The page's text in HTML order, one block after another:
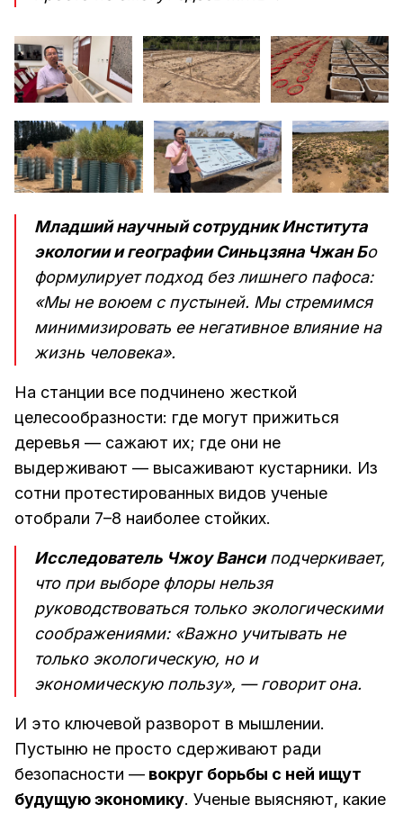
Младший научный сотрудник Института
экологии и географии Синьцзяна Чжан Бо
формулирует подход без лишнего пафоса:
«Мы не воюем с пустыней. Мы стремимся
минимизировать ее негативное влияние на
жизнь человека».
На станции все подчинено жесткой
целесообразности: где могут прижиться
деревья — сажают их; где они не
выдерживают — высаживают кустарники. Из
сотни протестированных видов ученые
отобрали 7–8 наиболее стойких.
Исследователь Чжоу Вансиподчеркивает,
что при выборе флоры нельзя
руководствоваться только экологическими
соображениями: «Важно учитывать не
только экологическую, но и
экономическую пользу», — говорит она.
И это ключевой разворот в мышлении.
Пустыню не просто сдерживают ради
безопасности — вокруг борьбы с ней ищут
будущую экономику. Ученые выясняют, какие